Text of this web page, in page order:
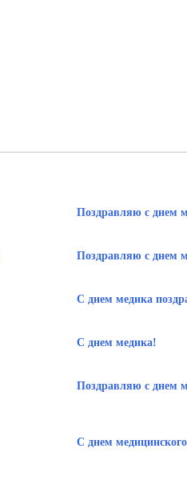
Поздравляю с днем
Поздравляю с днем
С днем медика
С днем медика!
Поздравляю с днем
С днем